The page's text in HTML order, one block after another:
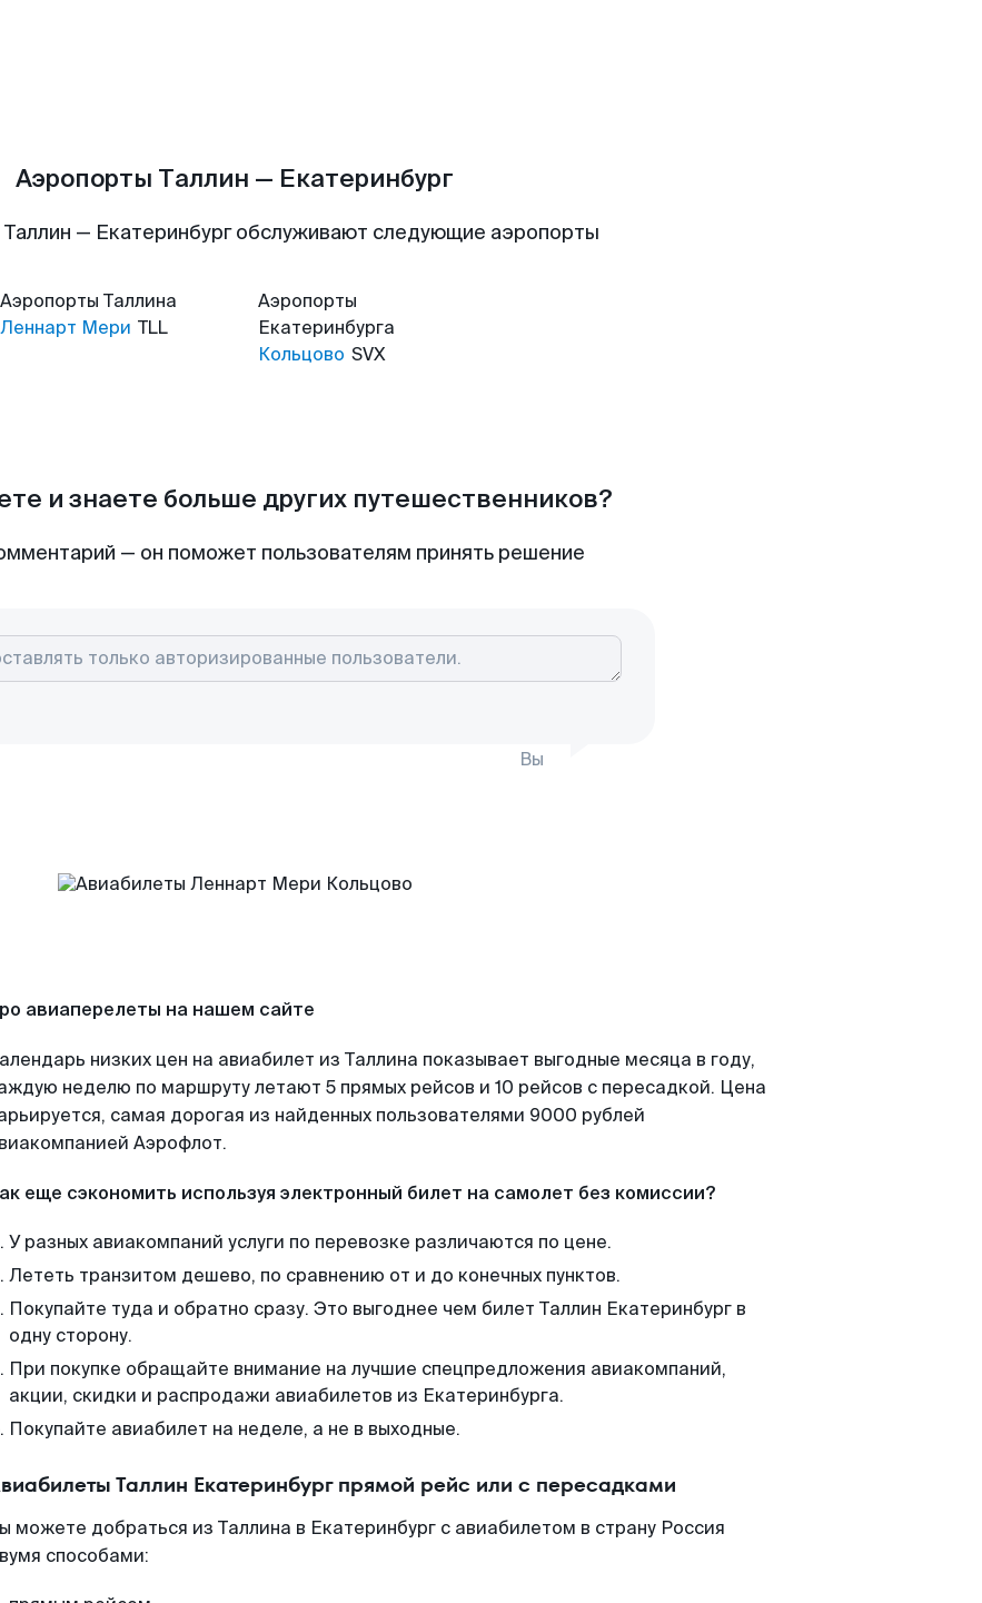
Аэропорты Таллин — Екатеринбург
— Екатеринбург обслуживают следующие аэропорты
Аэропорты Таллина
Леннарт Мери TLL
Аэропорты
Екатеринбурга
Кольцово SVX
и знаете больше других путешественников?
— он поможет пользователям принять решение
Вы
авиаперелеты на нашем сайте
низких цен на авиабилет из Таллина показывает выгодные месяца в году,
неделю по маршруту летают 5 прямых рейсов и 10 рейсов с пересадкой. Цена
самая дорогая из найденных пользователями 9000 рублей
Аэрофлот.
еще сэкономить используя электронный билет на самолет без комиссии?
У разных авиакомпаний услуги по перевозке различаются по цене.
Лететь транзитом дешево, по сравнению от и до конечных пунктов.
Покупайте туда и обратно сразу. Это выгоднее чем билет Таллин Екатеринбург в
одну сторону.
При покупке обращайте внимание на лучшие спецпредложения авиакомпаний,
акции, скидки и распродажи авиабилетов из Екатеринбурга.
Покупайте авиабилет на неделе, а не в выходные.
Таллин Екатеринбург прямой рейс или с пересадками
можете добраться из Таллина в Екатеринбург с авиабилетом в страну Россия
способами: